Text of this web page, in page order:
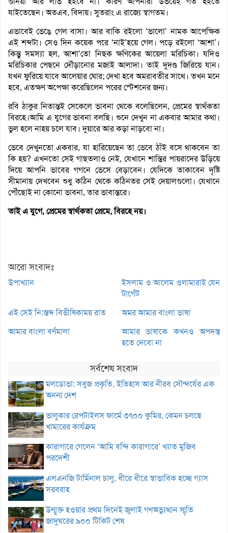
যাইতেছেন। অতএব, বিদায়। সুতরাং এ রাজ্যে স্বাগতম।
এভাবেই ভেঙে গেল বাসা। আর বাকি রইলো ‘ভালো’ নামক আপেক্ষিক
এই শব্দটা। সেও দিন কয়েক পরে ‘নাই’হয়ে গেল। পড়ে রইলো ‘আশা’।
কিন্তু সমস্যা হল, আশা’তো নিছক ক্ষণিকের আয়েলা মরিচিকা। যদিও
মরিচিকার পেছনে দৌঁড়ানোর মজাই আলাদা। তাই দুদণ্ড জিরিয়ে যান।
যখন ফুরিয়ে যাবে আলেয়ার ঘোর; দেখা হবে অমরাবতীর সাথে। তখন মনে
হবে, এতক্ষণ অপেক্ষা করেছিলেন পরের স্টেশনের জন্য।
রবি ঠাকুর নিতান্তই সেকেলে ভাবনা থেকে বলেছিলেন, প্রেমের স্বার্থকতা
বিরহে।আমি এ যুগের ভাবনা বলছি। শুনে দেখুন না একবার আমার কথা।
ভুল হলে নাহয় চলে যাব। দুয়ারে আর কড়া নাড়বো না।
ভেবে দেখুনতো একবার, যা হারিয়েছেন তা ভেবে ঠাঁই বসে থাকবেন তা
কি হয়? এখনতো সেই গাছতলাও নেই, যেখানে শান্তির পায়রাদের উড়িয়ে
দিয়ে আপনি ভাবের গগনে ভেসে বেড়াবেন। যেদিকে তাকাবেন দৃষ্টি
সীমানায় দেখবেন শুধু কঠিন থেকে কঠিনতর সেই দেয়ালগুলো। যেখানে
পৌঁছোই না কোনো ভাবনা, তার ভাবান্তরে।
তাই এ যুগে, প্রেমের স্বার্থকতা প্রেমে, বিরহে নয়।
আরো সংবাদঃ
উপাখ্যান
ইসলাম ও আলেম ওলামারাই যেন
টার্গেট
এই সেই নি:স্তব্দ বিভীষিকাময় রাত
অমর আমার বাংলা ভাষা
আমার বাংলা বর্ণমালা
আমার ভাষাকে কখনও অপদস্ত
হতে দেবো না
সর্বশেষ সংবাদ
মলডোভা: সবুজ প্রকৃতি, ইতিহাস আর নীরব সৌন্দর্যের এক
অনন্য দেশ
ভালুকার রেপটাইলস ফার্মে ৩৭০০ কুমির, কেমন চলছে
খামারের কার্যক্রম
কারাগারে গেলেন ‘আমি বন্দি কারাগারে’ খ্যাত মুজিব
পরদেশী
এলএনজি টার্মিনাল চালু, ধীরে ধীরে স্বাভাবিক হচ্ছে গ্যাস
সরবরাহ
উন্মুক্ত হওয়ার প্রথম দিনেই জুলাই গণঅভ্যুত্থান স্মৃতি
জাদুঘরের ৯০০ টিকিট শেষ